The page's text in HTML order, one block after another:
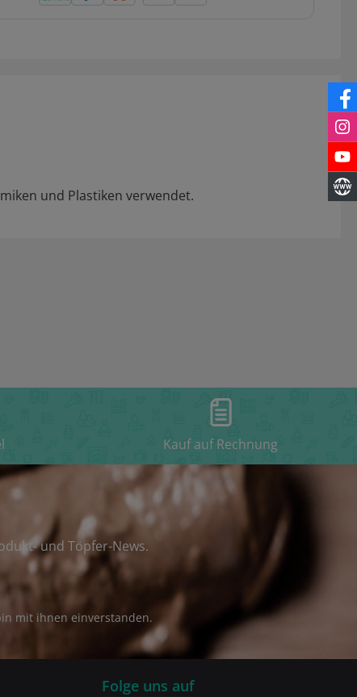
und Plastiken verwendet.
Kauf auf Rechnung
und Töpfer-News.
mit ihnen einverstanden.
Folge uns auf